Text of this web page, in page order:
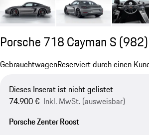
Porsche 718 Cayman S(982)
GebrauchtwagenReserviert durch einen
Dieses Inserat ist nicht gelistet
74.900 € Inkl. MwSt. (ausweisbar)
Porsche Zenter Roost